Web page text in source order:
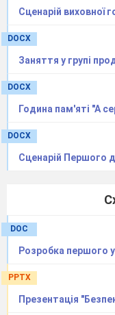
Дата:
Спеціальність:
Тема:
студентам-
Сценарій виховної
DOCX
Заняття у групі
DOCX
Година пам'яті "А
DOCX
Сценарій Першого
DOC
Розробка першого
PPTX
Презентація